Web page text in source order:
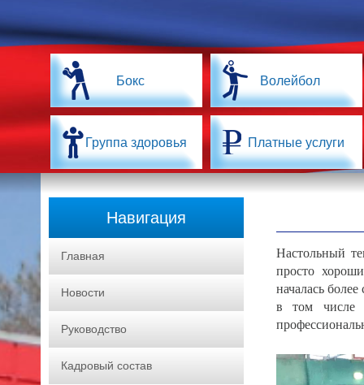
Бокс Волейбол
Группа здоровья Платные услуги
Навигация
Главная
Новости
Руководство
Кадровый состав
Настольный
просто
началась
в том числе